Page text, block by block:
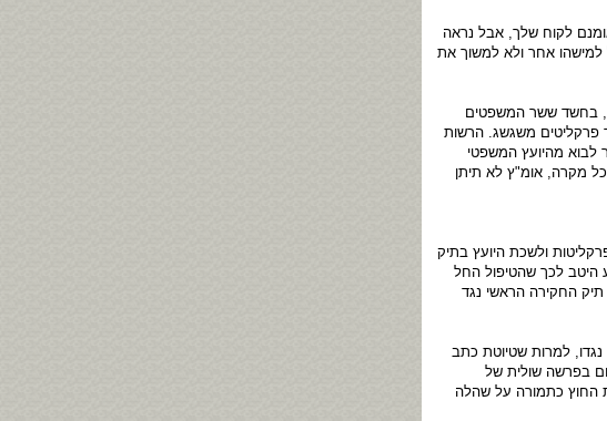
לקוח שלך, אבל נראה
אחר ולא למשוך את
בחשד ששר המשפטים
פרקליטים משגשג. הרשות
לבוא מהיועץ המשפטי
מקרה, אומ"ץ לא תיתן
ולשכת היועץ בתיק
היטב לכך שהטיפול החל
החקירה הראשי נגד
למרות שטיוטת כתב
בפרשה שולית של
החוץ כתמורה על שהלה